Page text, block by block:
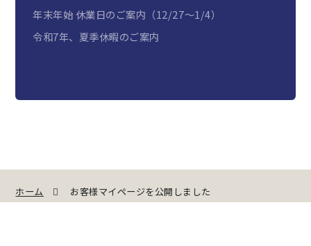
年末年始 休業日のご案内（12/27～1/4）
令和7年、夏季休暇のご案内
ホーム お客様マイページを公開しました